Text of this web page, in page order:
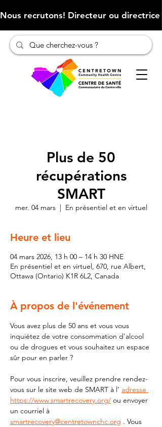
Nous recrutons! Directeur ou
Plus de 50
récupérations
SMART
mer. 04 mars
  |
En présentiel et en virtuel
Heure et lieu
04 mars 2026, 13 h 00 – 14 h 30 HNE
En présentiel et en virtuel, 670, rue Albert,
Ottawa (Ontario) K1R 6L2, Canada
À propos de l'événement
Vous avez plus de 50 ans et vous vous
inquiétez de votre consommation d'alcool
ou de drogues et vous souhaitez un espace
sûr pour en parler ?
Pour vous inscrire, veuillez prendre rendez-
vous sur le site web de SMART à l' adresse
https://www.smartrecovery.org/ ou envoyer
un courriel à
smartrecovery@centretownchc.org . Vous